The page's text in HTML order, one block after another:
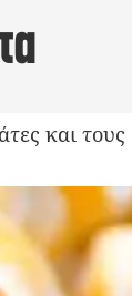
και τους